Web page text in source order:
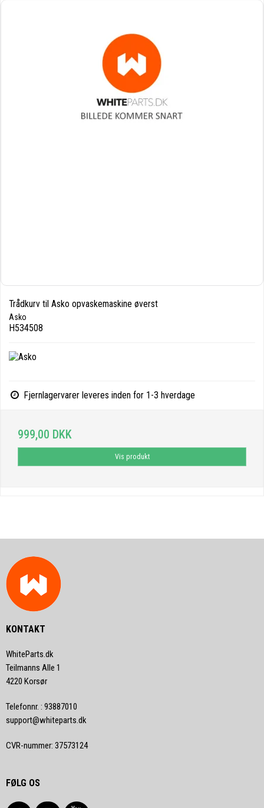
Trådkurv til Asko opvaskemaskine øverst
Asko
H534508
Fjernlagervarer leveres inden for 1-3 hverdage
999,00 DKK
Vis produkt
KONTAKT
WhiteParts.dk
Teilmanns Alle 1
4220 Korsør
Telefonnr. : 93887010
support@whiteparts.dk
CVR-nummer: 37573124
FØLG OS